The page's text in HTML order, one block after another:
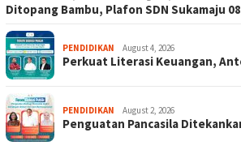
Ditopang Bambu, Plafon SDN Sukamaju
PENDIDIKAN August 4, 2026
Perkuat Literasi Keuangan,
PENDIDIKAN August 2, 2026
Penguatan Pancasila